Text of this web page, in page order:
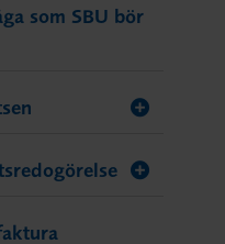
som SBU bör